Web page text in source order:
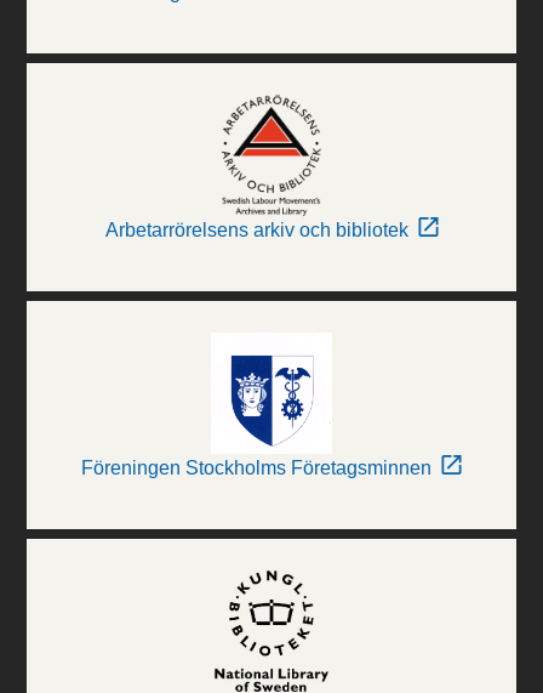
Arbetarrörelsens arkiv och bibliotek
Föreningen Stockholms Företagsminnen